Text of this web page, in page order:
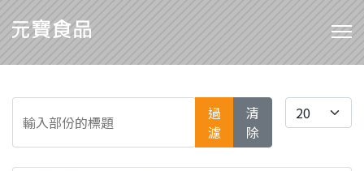
過
濾
清
除
每頁顯示條數